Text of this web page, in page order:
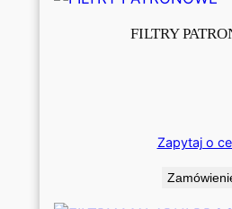
FILTRY
Zapytaj o